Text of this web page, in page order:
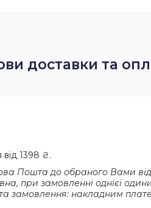
доставки та
від 1398 ₴.
Пошта до обраного Вами
при замовленні однієї
накладним